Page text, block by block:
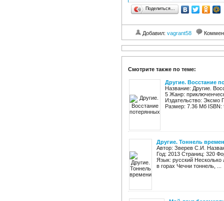
Поделиться…
Добавил: vagrant58
Смотрите также по теме:
Другие. Восстание
Название: Другие.
5 Жанр:
Издательство: Эксмо
Размер: 7.36 Мб ISBN:
Другие. Тоннель
Автор: Зверев С.И.
Год: 2013 Страниц: 320
Язык: русский Несколько
в горах Чечни тоннель, ...